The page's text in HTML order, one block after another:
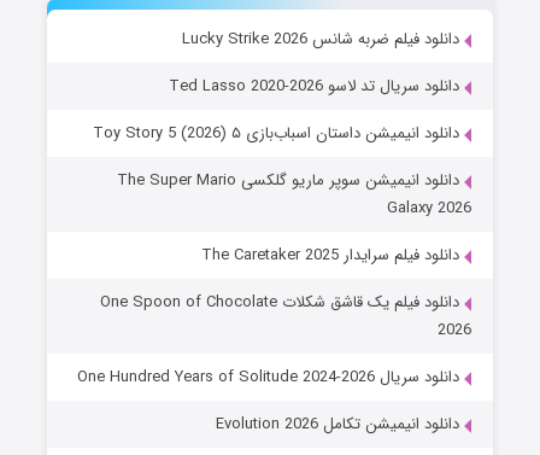
دانلود فیلم ضربه شانس Lucky Strike 2026
دانلود سریال تد لاسو Ted Lasso 2020-2026
دانلود انیمیشن داستان اسباب‌بازی ۵ Toy Story 5 (2026)
دانلود انیمیشن سوپر ماریو گلکسی The Super Mario
Galaxy 2026
دانلود فیلم سرایدار The Caretaker 2025
دانلود فیلم یک قاشق شکلات One Spoon of Chocolate
2026
دانلود سریال One Hundred Years of Solitude 2024-2026
دانلود انیمیشن تکامل Evolution 2026